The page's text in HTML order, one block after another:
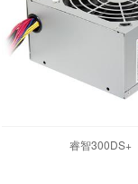
睿智300DS+